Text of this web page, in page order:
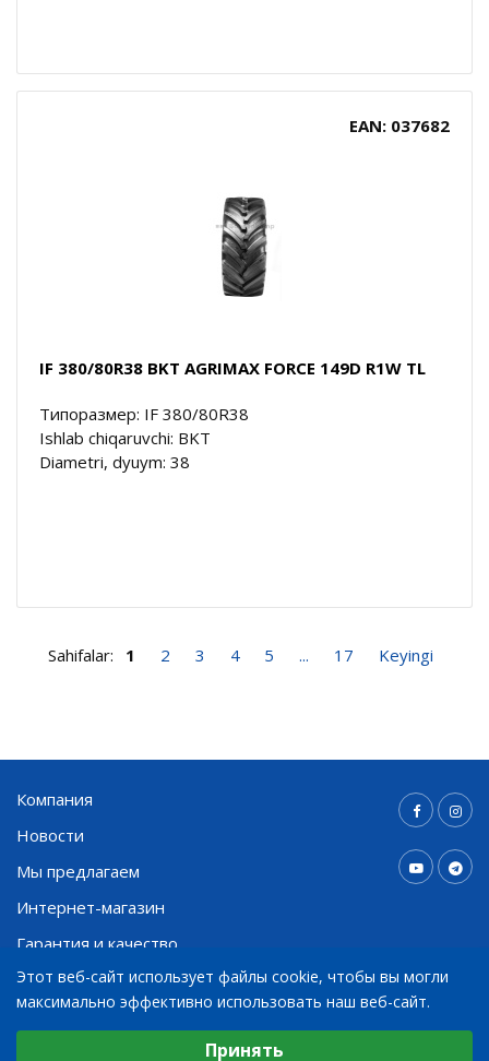
EAN: 037682
IF 380/80R38 BKT AGRIMAX FORCE 149D R1W TL
Типоразмер: IF 380/80R38
Ishlab chiqaruvchi: BKT
Diametri, dyuym: 38
Sahifalar: 1 2 3 4 5 ... 17 Keyingi
Компания
Новости
Мы предлагаем
Интернет-магазин
Гарантия и качество
Контакты
Этот веб-сайт использует файлы cookie, чтобы вы могли
максимально эффективно использовать наш веб-сайт.
Выберите настройки cookie
Принять